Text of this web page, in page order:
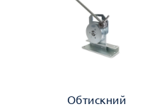
Обтискний